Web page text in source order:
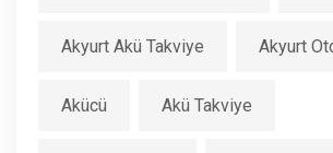
Akyurt Akü Takviye Akyurt
Akücü Akü Takviye